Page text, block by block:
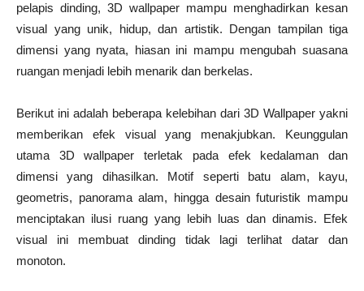
pelapis dinding, 3D wallpaper mampu menghadirkan kesan
visual yang unik, hidup, dan artistik. Dengan tampilan tiga
dimensi yang nyata, hiasan ini mampu mengubah suasana
ruangan menjadi lebih menarik dan berkelas.
Berikut ini adalah beberapa kelebihan dari 3D Wallpaper yakni
memberikan efek visual yang menakjubkan. Keunggulan
utama 3D wallpaper terletak pada efek kedalaman dan
dimensi yang dihasilkan. Motif seperti batu alam, kayu,
geometris, panorama alam, hingga desain futuristik mampu
menciptakan ilusi ruang yang lebih luas dan dinamis. Efek
visual ini membuat dinding tidak lagi terlihat datar dan
monoton.